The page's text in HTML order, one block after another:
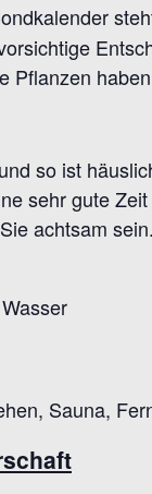
Pflanzen
so ist
sehr gute
achtsam
Wasser
Sauna,